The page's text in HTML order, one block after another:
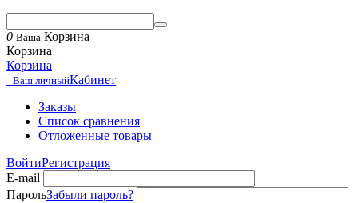
0 Ваша Корзина
Корзина
Корзина
Ваш личныйКабинет
Заказы
Список сравнения
Отложенные товары
ВойтиРегистрация
E-mail
ПарольЗабыли пароль?